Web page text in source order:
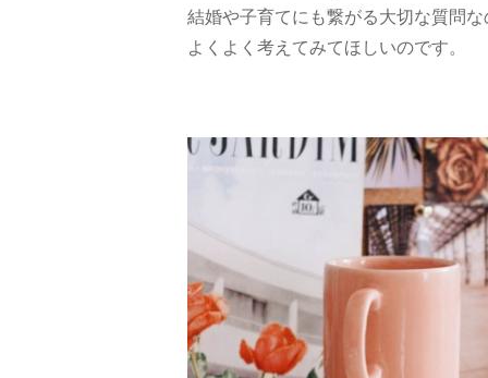
結婚や子育てにも繋がる大切な質問な
よくよく考えてみてほしいのです。